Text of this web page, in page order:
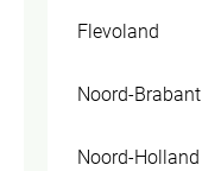
Flevoland
Noord-Brabant
Noord-Holland